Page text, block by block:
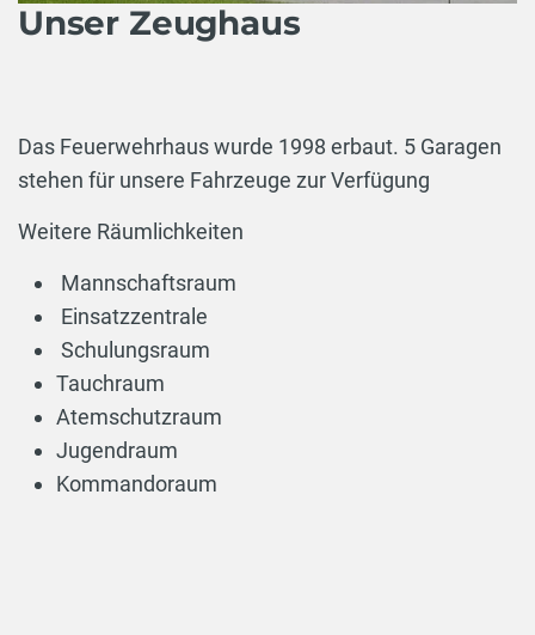
Unser Zeughaus
Das Feuerwehrhaus wurde 1998 erbaut. 5 Garagen
stehen für unsere Fahrzeuge zur Verfügung
Weitere Räumlichkeiten
Mannschaftsraum
Einsatzzentrale
Schulungsraum
Tauchraum
Atemschutzraum
Jugendraum
Kommandoraum